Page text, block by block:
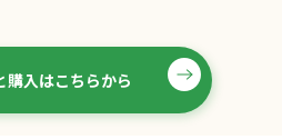
購入はこちらから